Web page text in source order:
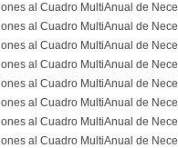
al Cuadro MultiAnual de
al Cuadro MultiAnual de
al Cuadro MultiAnual de
al Cuadro MultiAnual de
al Cuadro MultiAnual de
al Cuadro MultiAnual de
al Cuadro MultiAnual de
al Cuadro MultiAnual de